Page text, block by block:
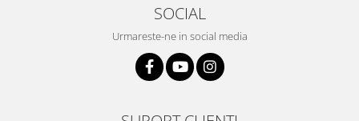
SOCIAL
Urmareste-ne in social media